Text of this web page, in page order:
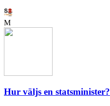
M
Hur väljs en statsminister?